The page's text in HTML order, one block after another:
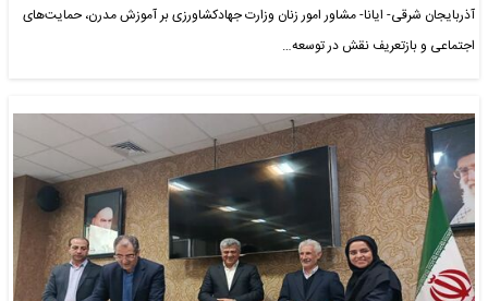
آذربایجان شرقی- ایانا- مشاور امور زنان وزارت جهادکشاورزی بر آموزش مدرن، حمایت‌های
اجتماعی و بازتعریف نقش در توسعه…